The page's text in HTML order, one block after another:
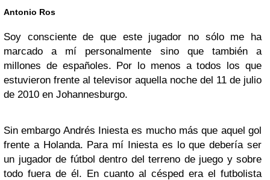
Antonio Ros
Soy consciente de que este jugador no sólo me ha
marcado a mí personalmente sino que también a
millones de españoles. Por lo menos a todos los que
estuvieron frente al televisor aquella noche del 11 de julio
de 2010 en Johannesburgo.
Sin embargo Andrés Iniesta es mucho más que aquel gol
frente a Holanda. Para mí Iniesta es lo que debería ser
un jugador de fútbol dentro del terreno de juego y sobre
todo fuera de él. En cuanto al césped era el futbolista